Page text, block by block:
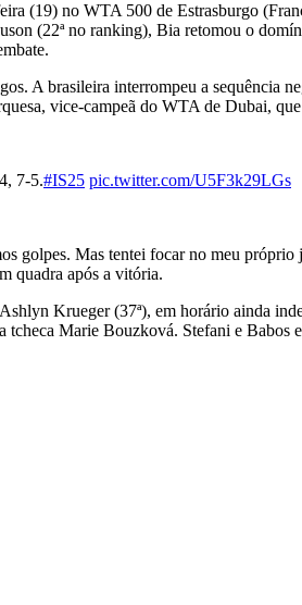
(19) no WTA 500 de Estrasburgo
(22ª no ranking), Bia retomou o
A brasileira interrompeu a sequência
vice-campeã do WTA de Dubai,
7-5.#IS25 pic.twitter.com/U5F3k29LGs
golpes. Mas tentei focar no meu
quadra após a vitória.
Krueger (37ª), em horário ainda
Marie Bouzková. Stefani e